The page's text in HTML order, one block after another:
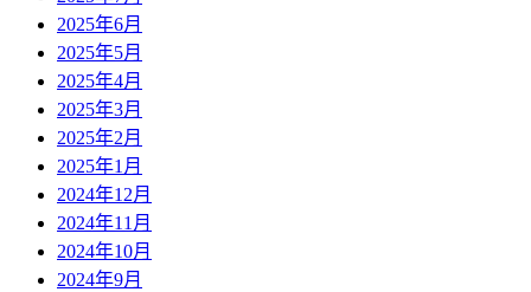
2025年6月
2025年5月
2025年4月
2025年3月
2025年2月
2025年1月
2024年12月
2024年11月
2024年10月
2024年9月